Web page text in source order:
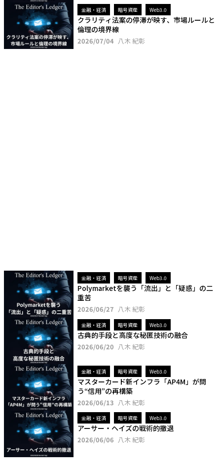
金融・経済 暗号資産 Web3.0
クラリティ法案の停滞が映す、市場ルールと
倫理の境界線
2026/07/04 八木 紀彰
金融・経済 暗号資産 Web3.0
Polymarketを襲う「流出」と「疑惑」の二
重苦
2026/06/27 八木 紀彰
金融・経済 暗号資産 Web3.0
古典的手段と高度な秘匿技術の融合
2026/06/20 八木 紀彰
金融・経済 暗号資産 Web3.0
マスターカード新インフラ「AP4M」が問
う“信用”の再構築
2026/06/13 八木 紀彰
金融・経済 暗号資産 Web3.0
アーサー・ヘイズの戦術的撤退
2026/06/06 八木 紀彰